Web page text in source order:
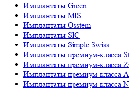
Имплантаты Green
Имплантаты MIS
Имплантаты Osstem
Имплантаты SIC
Имплантаты Simple Swiss
Имплантаты премиум-класса
Имплантаты премиум-класса
Имплантаты премиум-класса
Имплантаты премиум-класса